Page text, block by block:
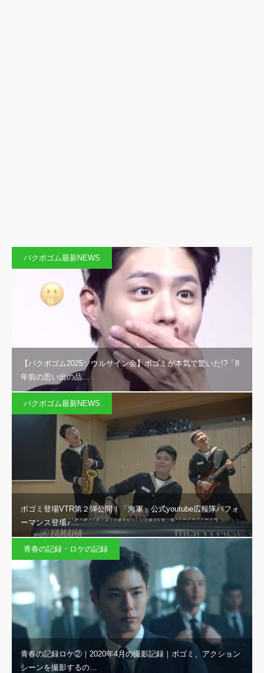
パクボゴム最新NEWS
【パクボゴム2025ソウルサイン会】ボゴミが本気で驚いた!?「8
年前の思い出の品…
パクボゴム最新NEWS
ボゴミ登場VTR第２弾公開！「海軍」公式youtube広報隊パフォ
ーマンス登場♪…
青春の記録・ロケの記録
青春の記録ロケ②｜2020年4月の撮影記録｜ボゴミ、アクション
シーンを撮影するの…